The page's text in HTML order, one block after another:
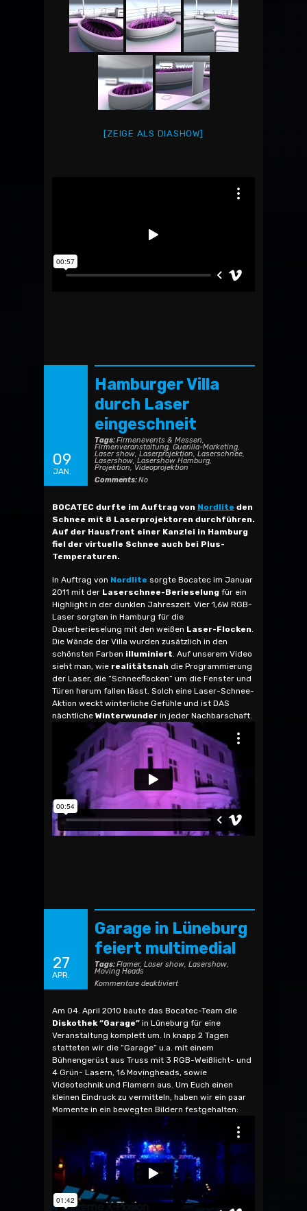
[ZEIGE ALS DIASHOW]
09
JAN.
Hamburger Villa
durch Laser
eingeschneit
Tags:Firmenevents & Messen,
Firmenveranstaltung, Guerilla-Marketing,
Laser show, Laserprojektion, Laserschnee,
Lasershow, Lasershow Hamburg,
Projektion, Videoprojektion
Comments:No
BOCATEC durfte im Auftrag von Nordlite den
Schnee mit 8 Laserprojektoren durchführen.
Auf der Hausfront einer Kanzlei in Hamburg
fiel der virtuelle Schnee auch bei Plus-
Temperaturen.
In Auftrag von Nordlite sorgte Bocatec im Januar
2011 mit der Laserschnee-Berieselung für ein
Highlight in der dunklen Jahreszeit. Vier 1,6W RGB-
Laser sorgten in Hamburg für die
Dauerberieselung mit den weißen Laser-Flocken
Die Wände der Villa wurden zusätzlich in den
schönsten Farben illuminiert . Auf unserem Video
sieht man, wie realitätsnah die Programmierung
der Laser, die “Schneeflocken” um die Fenster und
Türen herum fallen lässt. Solch eine Laser-Schnee-
Aktion weckt winterliche Gefühle und ist DAS
nächtliche Winterwunder in jeder Nachbarschaft.
27
APR.
Garage in Lüneburg
feiert multimedial
Tags:Flamer, Laser show, Lasershow,
Moving Heads
Kommentare deaktiviertfür
feiert
Am 04. April 2010 baute das Bocatec-Team die
Diskothek “Garage” in Lüneburg für eine
Veranstaltung komplett um. In knapp 2 Tagen
statteten wir die “Garage” u.a. mit einem
Bühnengerüst aus Truss mit 3 RGB-Weißlicht- und
4 Grün- Lasern, 16 Movingheads, sowie
Videotechnik und Flamern aus. Um Euch einen
kleinen Eindruck zu vermitteln, haben wir ein paar
Momente in ein bewegten Bildern festgehalten:
Garage in Lüneburg feiert multimedial
on .